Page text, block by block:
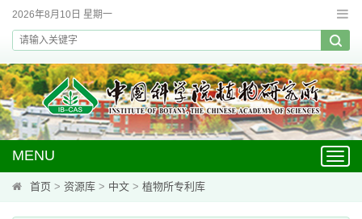
2026年8月10日 星期一
MENU
首页 > 资源库 > 中文 > 植物所专利库